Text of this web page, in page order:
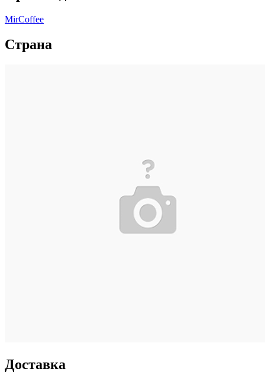
MirCoffee
Страна
Доставка